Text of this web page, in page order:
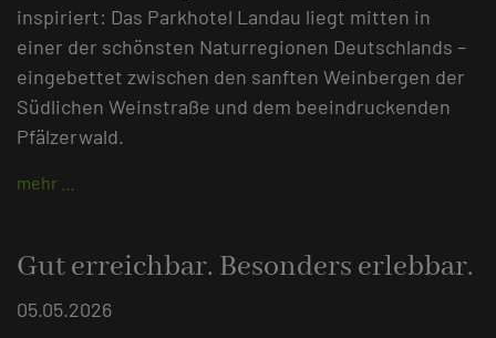
inspiriert: Das Parkhotel Landau liegt mitten in
einer der schönsten Naturregionen Deutschlands –
eingebettet zwischen den sanften Weinbergen der
Südlichen Weinstraße und dem beeindruckenden
Pfälzerwald.
mehr …
Gut erreichbar. Besonders erlebbar.
05.05.2026